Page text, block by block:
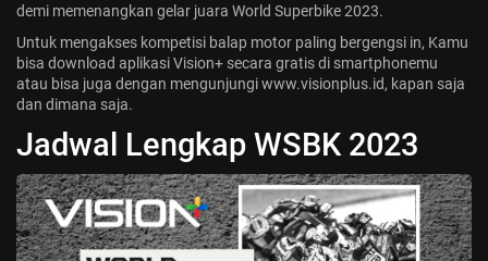
Formula 1 Hungarian Grand Prix...
July 23, 2026 4 Min
Jadwal ASEAN Hyundai Cup 2026...
July 22, 2026 3 Min
demi memenangkan gelar juara World Superbike 2023.
Untuk mengakses kompetisi balap motor paling bergengsi in, Kamu
bisa download aplikasiVision+ secara gratis di smartphonemu
atau bisa juga dengan mengunjungi www.visionplus.id, kapan saja
dan dimana saja.
Jadwal Lengkap WSBK 2023